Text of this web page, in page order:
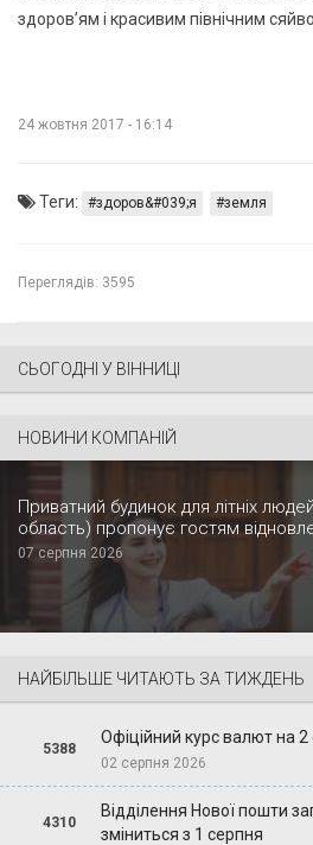
здоров’ям і красивим північним
24 жовтня 2017 - 16:14
Теги: здоров&#039;я земля
Переглядів: 3595
СЬОГОДНІ У ВІННИЦІ
НОВИНИ КОМПАНІЙ
Приватний будинок для літніх
область) пропонує гостям
07 серпня 2026
НАЙБІЛЬШЕ ЧИТАЮТЬ ЗА ТИЖДЕНЬ
5388
Офіційний курс валют на
02 серпня 2026
4310
Відділення Нової пошти
зміниться з 1 серпня